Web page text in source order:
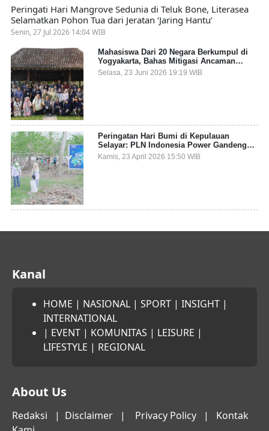
Peringati Hari Mangrove Sedunia di Teluk Bone, Literasea
Selamatkan Pohon Tua dari Jeratan ‘Jaring Hantu’
Senin, 27 Jul 2026 14:04 WIB
Mahasiswa Dari 20 Negara Berkumpul di
Yogyakarta, Bahas Mitigasi Ancaman
Kesehatan Global
Selasa, 23 Juni 2026 19:19 WIB
Peringatan Hari Bumi di Kepulauan
Selayar: PLN Indonesia Power Gandeng
Pemda dan Komunitas, Giatkan Restorasi
Mangrove
Kamis, 23 April 2026 15:50 WIB
Kanal
HOME | NASIONAL | SPORT | INSIGHT |
INTERNATIONAL
| EVENT | KOMUNITAS | LEISURE |
LIFESTYLE | REGIONAL
About Us
Redaksi | Disclaimer | Privacy Policy | Kontak